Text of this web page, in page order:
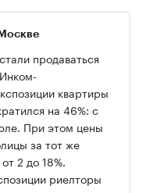
продаваться
квартиры
на 46%: с
При этом цены
за тот же
2 до 18%.
риелторы